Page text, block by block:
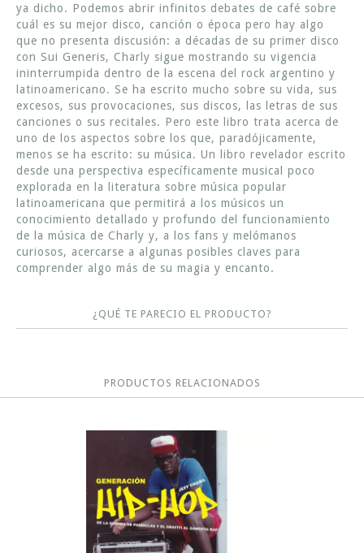
ya dicho. Podemos abrir infinitos debates de café sobre
cuál es su mejor disco, canción o época pero hay algo
que no presenta discusión: a décadas de su primer disco
con Sui Generis, Charly sigue mostrando su vigencia
ininterrumpida dentro de la escena del rock argentino y
latinoamericano. Se ha escrito mucho sobre su vida, sus
excesos, sus provocaciones, sus discos, las letras de sus
canciones o sus recitales. Pero este libro trata acerca de
uno de los aspectos sobre los que, paradójicamente,
menos se ha escrito: su música. Un libro revelador escrito
desde una perspectiva específicamente musical poco
explorada en la literatura sobre música popular
latinoamericana que permitirá a los músicos un
conocimiento detallado y profundo del funcionamiento
de la música de Charly y, a los fans y melómanos
curiosos, acercarse a algunas posibles claves para
comprender algo más de su magia y encanto.
¿QUÉ TE PARECIO EL PRODUCTO?
PRODUCTOS RELACIONADOS